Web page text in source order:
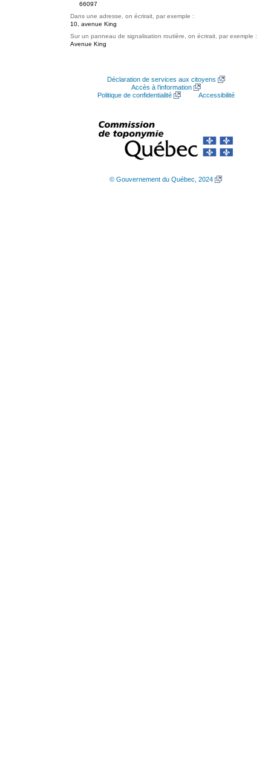
66097
Dans une adresse, on écrirait, par exemple :
10, avenue King
Sur un panneau de signalisation routière, on écrirait, par exemple :
Avenue King
Déclaration de services aux citoyens
Accès à l’information
Politique de confidentialité
Accessibilité
© Gouvernement du Québec, 2024